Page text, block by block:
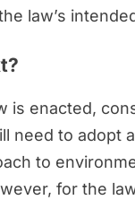
law’s
is enacted,
need to adopt
to
for the